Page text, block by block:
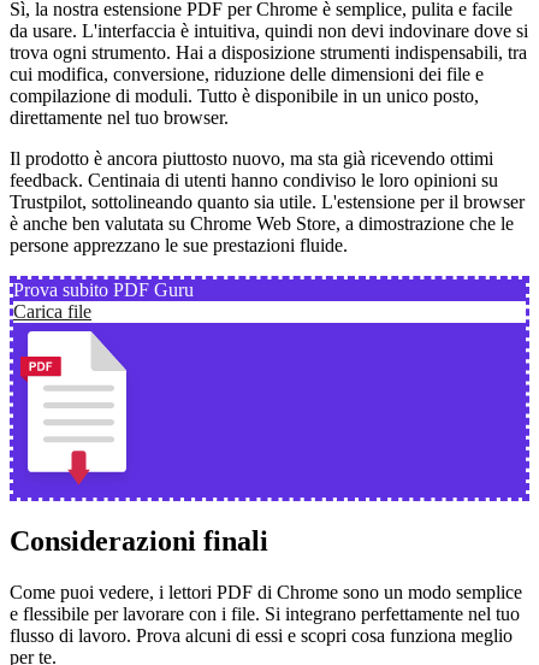
Sì, la nostra estensione PDF per Chrome è semplice, pulita e facile
da usare. L'interfaccia è intuitiva, quindi non devi indovinare dove si
trova ogni strumento. Hai a disposizione strumenti indispensabili, tra
cui modifica, conversione, riduzione delle dimensioni dei file e
compilazione di moduli. Tutto è disponibile in un unico posto,
direttamente nel tuo browser.
Il prodotto è ancora piuttosto nuovo, ma sta già ricevendo ottimi
feedback. Centinaia di utenti hanno condiviso le loro opinioni su
Trustpilot, sottolineando quanto sia utile. L'estensione per il browser
è anche ben valutata su Chrome Web Store, a dimostrazione che le
persone apprezzano le sue prestazioni fluide.
Prova subito PDF Guru
Carica file
Considerazioni finali
Come puoi vedere, i lettori PDF di Chrome sono un modo semplice
e flessibile per lavorare con i file. Si integrano perfettamente nel tuo
flusso di lavoro. Prova alcuni di essi e scopri cosa funziona meglio
per te.